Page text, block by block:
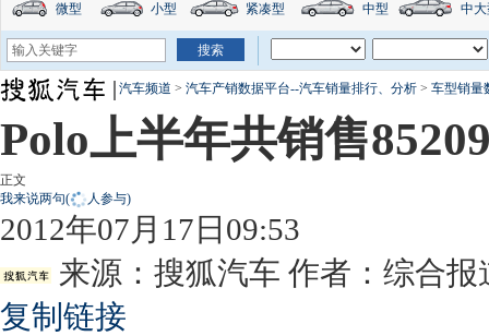
微型 小型 紧凑型 中型 中
汽车频道 > 汽车产销数据平台--汽车销量排行、分析 > 车型销量
Polo上半年共销售
正文
我来说两句( 人参与)
2012年07月17日09:53
来源： 搜狐汽车 作者：综合报
复制链接